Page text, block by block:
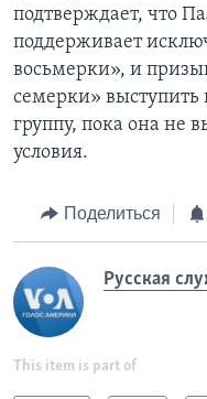
подтверждает, что
поддерживает
восьмерки», и
семерки» выступить
группу, пока она не
условия.
Поделиться
Русская
This item is part of